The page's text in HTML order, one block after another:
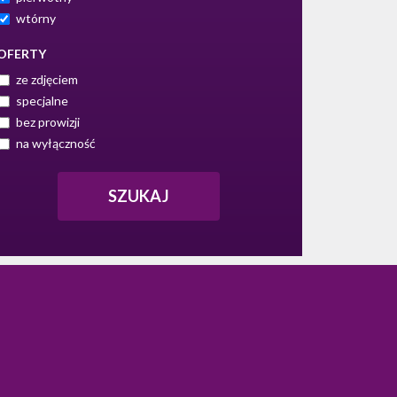
wtórny
ze zdjęciem
specjalne
bez prowizji
na wyłączność